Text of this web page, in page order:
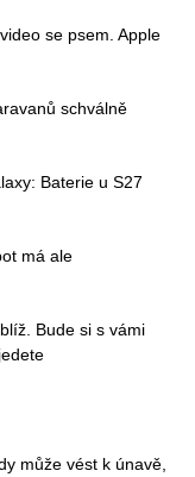
se psem. Apple
schválně
Baterie u S27
má ale
Bude si s vámi
může vést k únavě,